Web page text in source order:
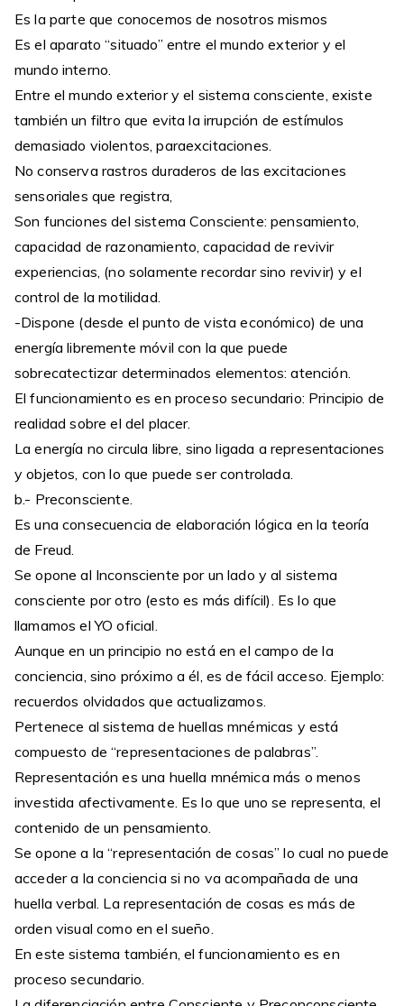
Es la parte que conocemos de nosotros mismos
Es el aparato “situado” entre el mundo exterior y el
mundo interno.
Entre el mundo exterior y el sistema consciente, existe
también un filtro que evita la irrupción de estímulos
demasiado violentos, paraexcitaciones.
No conserva rastros duraderos de las excitaciones
sensoriales que registra,
Son funciones del sistema Consciente: pensamiento,
capacidad de razonamiento, capacidad de revivir
experiencias, (no solamente recordar sino revivir) y el
control de la motilidad.
-Dispone (desde el punto de vista económico) de una
energía libremente móvil con la que puede
sobrecatectizar determinados elementos: atención.
El funcionamiento es en proceso secundario: Principio de
realidad sobre el del placer.
La energía no circula libre, sino ligada a representaciones
y objetos, con lo que puede ser controlada.
b.- Preconsciente.
Es una consecuencia de elaboración lógica en la teoría
de Freud.
Se opone al Inconsciente por un lado y al sistema
consciente por otro (esto es más difícil). Es lo que
llamamos el YO oficial.
Aunque en un principio no está en el campo de la
conciencia, sino próximo a él, es de fácil acceso. Ejemplo:
recuerdos olvidados que actualizamos.
Pertenece al sistema de huellas mnémicas y está
compuesto de “representaciones de palabras”.
Representación es una huella mnémica más o menos
investida afectivamente. Es lo que uno se representa, el
contenido de un pensamiento.
Se opone a la “representación de cosas” lo cual no puede
acceder a la conciencia si no va acompañada de una
huella verbal. La representación de cosas es más de
orden visual como en el sueño.
En este sistema también, el funcionamiento es en
proceso secundario.